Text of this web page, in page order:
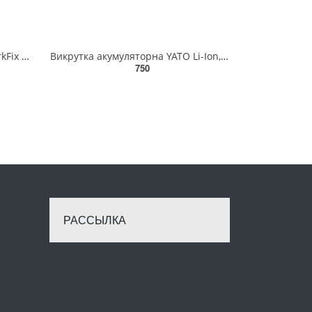
Шуруповерт електричний WerkFix EDC-500 WF WF.120050001
Викрутка акумуляторна YATO Li-Ion, 1.3 АхГод, 3.6 В; F=3 Nm, зі змінним корпусом [20] YT-82760
750
РАССЫЛКА